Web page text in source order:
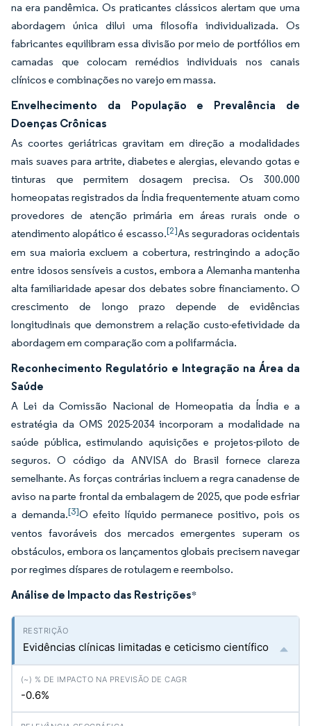
na era pandêmica. Os praticantes clássicos alertam que uma
abordagem única dilui uma filosofia individualizada. Os
fabricantes equilibram essa divisão por meio de portfólios em
camadas que colocam remédios individuais nos canais
clínicos e combinações no varejo em massa.
Envelhecimento da População e Prevalência de
Doenças Crônicas
As coortes geriátricas gravitam em direção a modalidades
mais suaves para artrite, diabetes e alergias, elevando gotas e
tinturas que permitem dosagem precisa. Os 300.000
homeopatas registrados da Índia frequentemente atuam como
provedores de atenção primária em áreas rurais onde o
atendimento alopático é escasso.[2]As seguradoras ocidentais
em sua maioria excluem a cobertura, restringindo a adoção
entre idosos sensíveis a custos, embora a Alemanha mantenha
alta familiaridade apesar dos debates sobre financiamento. O
crescimento de longo prazo depende de evidências
longitudinais que demonstrem a relação custo-efetividade da
abordagem em comparação com a polifarmácia.
Reconhecimento Regulatório e Integração na Área da
Saúde
A Lei da Comissão Nacional de Homeopatia da Índia e a
estratégia da OMS 2025-2034 incorporam a modalidade na
saúde pública, estimulando aquisições e projetos-piloto de
seguros. O código da ANVISA do Brasil fornece clareza
semelhante. As forças contrárias incluem a regra canadense de
aviso na parte frontal da embalagem de 2025, que pode esfriar
a demanda.[3]O efeito líquido permanece positivo, pois os
ventos favoráveis dos mercados emergentes superam os
obstáculos, embora os lançamentos globais precisem navegar
por regimes díspares de rotulagem e reembolso.
Análise de Impacto das Restrições*
Evidências clínicas limitadas e ceticismo científico
-0.6%